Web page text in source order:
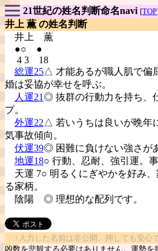
21世紀の姓名判断命名navi [TOP
井上 薫 の姓名判断
井上 薫
●○ ●
4 3 18
総運25△ 才能あるが職人肌で偏
婚は妥協が幸せを呼ぶ。
人運21◎ 抜群の行動力を持ち、
プ。
外運22△ 若いうちは良いが晩年
気事故傾向。
伏運39◎ 困難に負けない強さが
地運18○ 行動、忍耐、強引運。事
天運 7○ 明るくにぎやかを好み
る家柄。
陰陽 ◎ 理想的な配列です。
↑入力した名前は非公開。押しても安心
凶数を悲観する必要はありません。運勢